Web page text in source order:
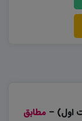
مطابق